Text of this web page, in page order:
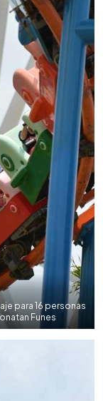
para 16 personas
Funes